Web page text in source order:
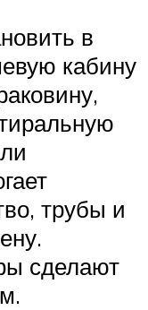
в
кабину
трубы и
сделают